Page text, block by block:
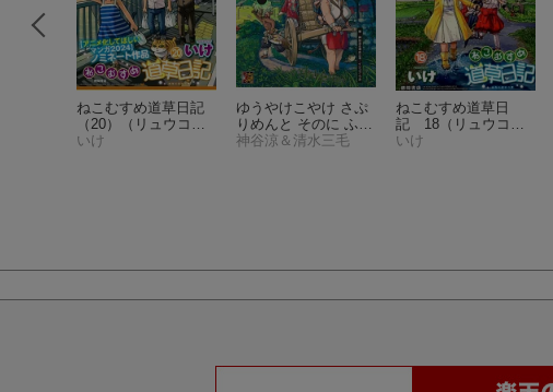
ねこむすめ道草日記
（20）
（リュウコミ
ックス）
いけ
ゆうやけこやけ さぷ
りめんと そのに ふる
さとこみち
神谷涼＆清水三毛
ねこむすめ道草日
記 18 （リュウコミ
ックス）
いけ